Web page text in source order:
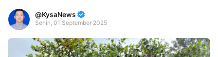
KysaNews
Senin, 01 September 2025
Premium